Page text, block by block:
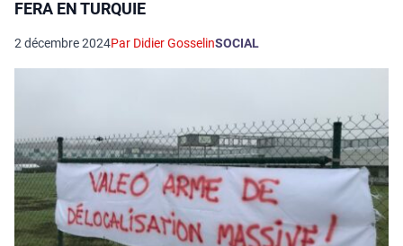
FERA EN TURQUIE
2 décembre 2024Par Didier GosselinSOCIAL